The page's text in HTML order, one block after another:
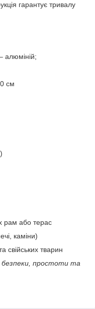
гарантує тривалу
алюміній;
см
рам або терас
каміни)
свійських тварин
безпеки, простоти та